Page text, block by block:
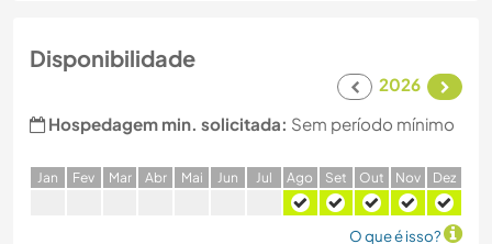
Disponibilidade
2026
Hospedagem min. solicitada: Sem período mínimo
Jan Fev Mar Abr Mai Jun Jul Ago Set Out Nov Dez
O que é isso?